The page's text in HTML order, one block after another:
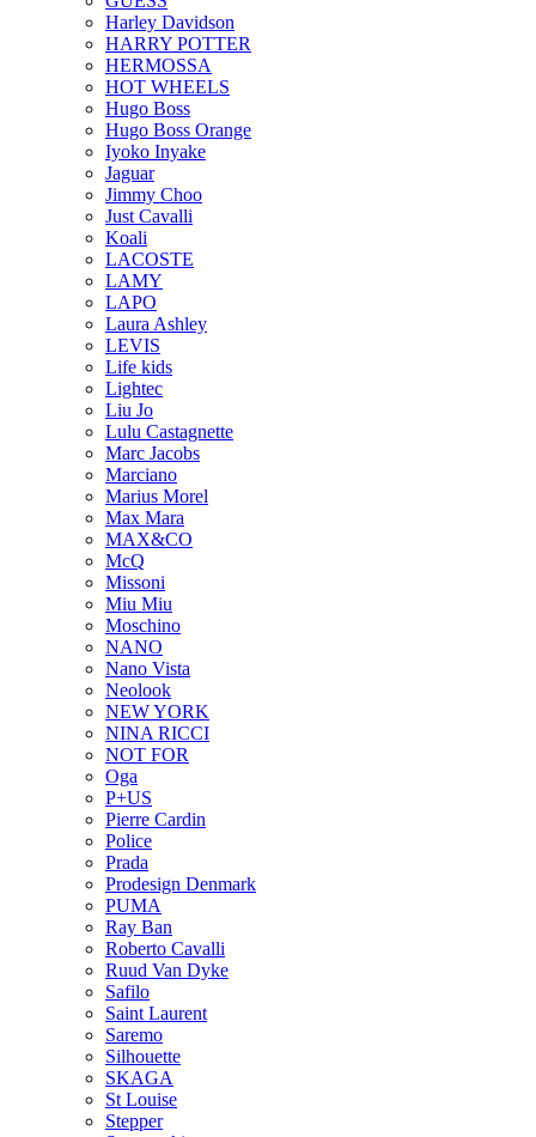
Harley Davidson
HARRY POTTER
HERMOSSA
HOT WHEELS
Hugo Boss
Hugo Boss Orange
Iyoko Inyake
Jaguar
Jimmy Choo
Just Cavalli
Koali
LACOSTE
LAMY
LAPO
Laura Ashley
LEVIS
Life kids
Lightec
Liu Jo
Lulu Castagnette
Marc Jacobs
Marciano
Marius Morel
Max Mara
MAX&CO
McQ
Missoni
Miu Miu
Moschino
NANO
Nano Vista
Neolook
NEW YORK
NINA RICCI
NOT FOR
Oga
P+US
Pierre Cardin
Police
Prada
Prodesign Denmark
PUMA
Ray Ban
Roberto Cavalli
Ruud Van Dyke
Safilo
Saint Laurent
Saremo
Silhouette
SKAGA
St Louise
Stepper